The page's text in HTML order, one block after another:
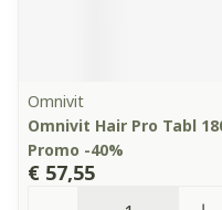
Omnivit
Omnivit Hair Pro Tabl
Promo -40%
€ 57,55